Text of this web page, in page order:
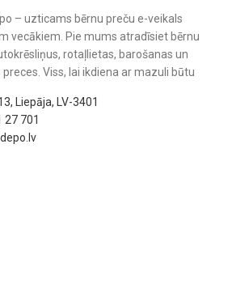
– uzticams bērnu preču e-veikals
vecākiem. Pie mums atradīsiet bērnu
rotaļlietas, barošanas un
preces. Viss, lai ikdiena ar mazuli būtu
Liepāja, LV-3401
27 701